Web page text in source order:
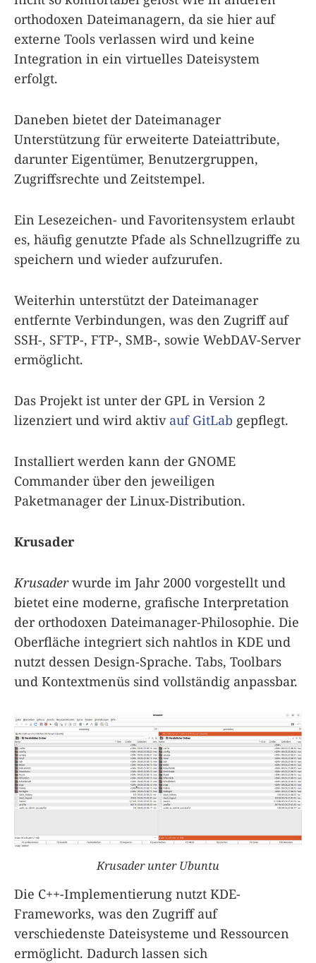
orthodoxen Dateimanagern, da sie hier auf
externe Tools verlassen wird und keine
Integration in ein virtuelles Dateisystem
erfolgt.
Daneben bietet der Dateimanager
Unterstützung für erweiterte Dateiattribute,
darunter Eigentümer, Benutzergruppen,
Zugriffsrechte und Zeitstempel.
Ein Lesezeichen- und Favoritensystem erlaubt
es, häufig genutzte Pfade als Schnellzugriffe zu
speichern und wieder aufzurufen.
Weiterhin unterstützt der Dateimanager
entfernte Verbindungen, was den Zugriff auf
SSH-, SFTP-, FTP-, SMB-, sowie WebDAV-Server
ermöglicht.
Das Projekt ist unter der GPL in Version 2
lizenziert und wird aktiv auf GitLab gepflegt.
Installiert werden kann der GNOME
Commander über den jeweiligen
Paketmanager der Linux-Distribution.
Krusader
Krusaderwurde im Jahr 2000 vorgestellt und
bietet eine moderne, grafische Interpretation
der orthodoxen Dateimanager-Philosophie. Die
Oberfläche integriert sich nahtlos in KDE und
nutzt dessen Design-Sprache. Tabs, Toolbars
und Kontextmenüs sind vollständig anpassbar.
Krusader unter Ubuntu
Die C++-Implementierung nutzt KDE-
Frameworks, was den Zugriff auf
verschiedenste Dateisysteme und Ressourcen
ermöglicht. Dadurch lassen sich